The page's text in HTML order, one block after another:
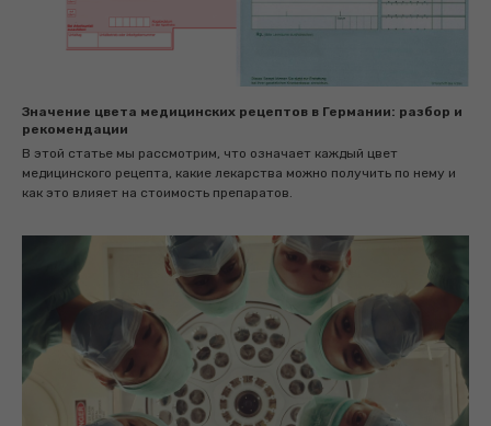
Значение цвета медицинских рецептов в Германии: разбор и
рекомендации
В этой статье мы рассмотрим, что означает каждый цвет
медицинского рецепта, какие лекарства можно получить по нему и
как это влияет на стоимость препаратов.